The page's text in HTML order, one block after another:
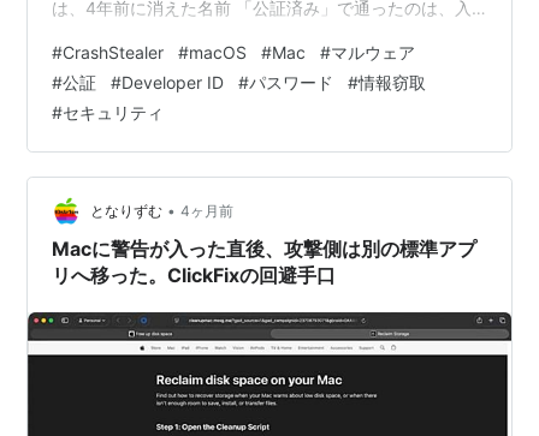
は、4年前に消えた名前 「公証済み」で通ったのは、入
Developer IDの失効は、どこまで確認できているか 海外
の反応：公証は保証か、それとも失効の手がかりか ひと
こと：見慣れた画面ほど、読まない まとめ：System
Preferencesと名乗ったら、その時点で止まる どうも、
となりです。 アプリが落ちたときに…
#CrashStealer #macOS #Mac #マルウェア
#公証 #Developer ID #パスワード #情報窃取
#セキュリティ
となりずむ • 4ヶ月前
Macに警告が入った直後、攻撃側は別の標準アプ
リへ移った。ClickFixの回避手口